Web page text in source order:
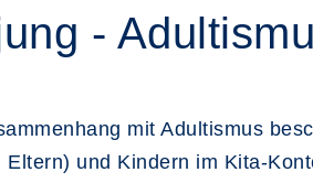
-
mit Adultismus
und Kindern im Kita-